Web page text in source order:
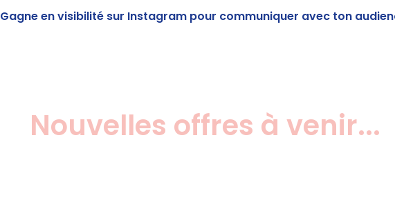
Gagne en visibilité sur Instagram pour communiquer avec ton
Nouvelles offres à venir...